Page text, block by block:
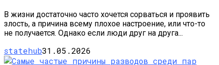
В жизни достаточно часто хочется сорваться и проявить
злость, а причина всему плохое настроение, или что-то
не получается. Однако если люди друг на друга...
statehub31.05.2026